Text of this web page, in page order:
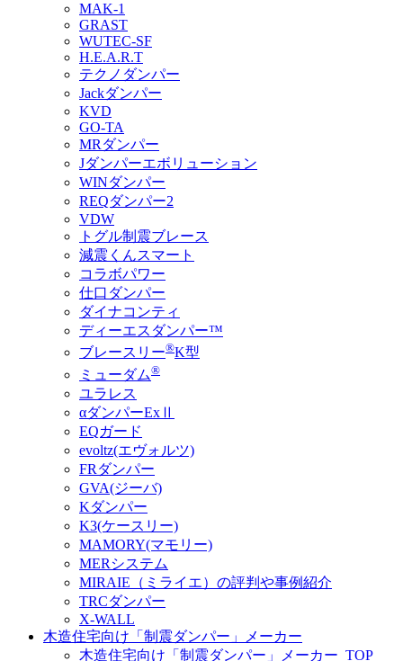
MAK-1
GRAST
WUTEC-SF
H.E.A.R.T
テクノダンパー
Jackダンパー
KVD
GO-TA
MRダンパー
Jダンパーエボリューション
WINダンパー
REQダンパー2
VDW
トグル制震ブレース
減震くんスマート
コラボパワー
仕口ダンパー
ダイナコンティ
ディーエスダンパー™
ブレースリー®K型
ミューダム®
ユラレス
αダンパーExⅡ
EQガード
evoltz(エヴォルツ)
FRダンパー
GVA(ジーバ)
Kダンパー
K3(ケースリー)
MAMORY(マモリー)
MERシステム
MIRAIE（ミライエ）の評判や事例紹介
TRCダンパー
X-WALL
木造住宅向け「制震ダンパー」メーカー
木造住宅向け「制震ダンパー」メーカー_TOP